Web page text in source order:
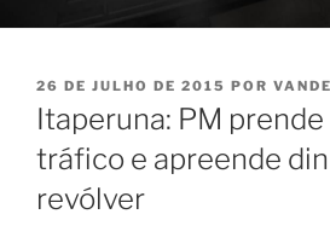
PUBLICADO
EM
26 DE JULHO DE 2015 POR
Itaperuna: PM
tráfico e apreende
revólver